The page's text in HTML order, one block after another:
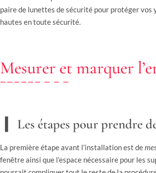
paire de lunettes de sécurité pour protéger vos
hautes en toute sécurité.
Mesurer et marquer
Les étapes pour prendre
La première étape avant l’installation est de
fenêtre ainsi que l’espace nécessaire pour les